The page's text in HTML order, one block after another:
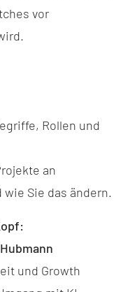
vor
Rollen und
an
Sie das ändern.
und Growth